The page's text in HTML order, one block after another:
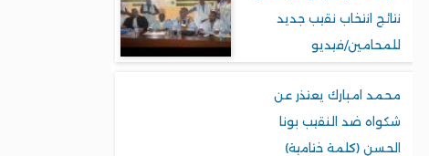
نتائج انتخاب نقيب جديد
للمحامين/فيديو
محمد امبارك يعتذر عن
شكواه ضد النقيب بونا
الحسن (كلمة ختامية)